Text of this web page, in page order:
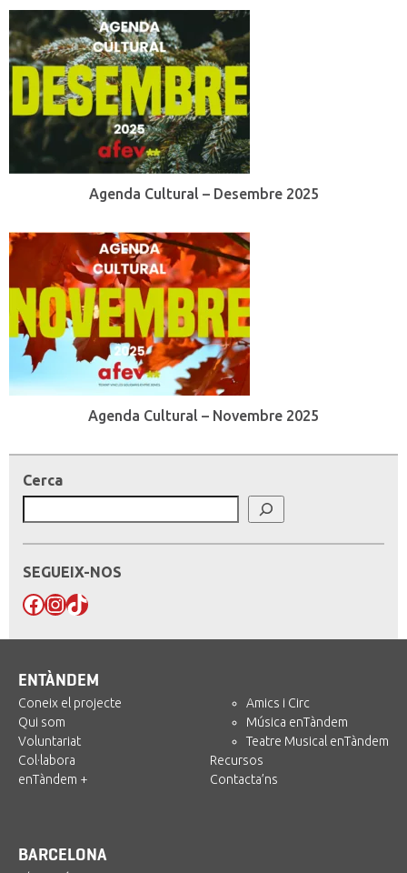
Agenda Cultural – Desembre 2025
Agenda Cultural – Novembre 2025
Cerca
SEGUEIX-NOS
Facebook
Instagram
TikTok
ENTÀNDEM
Coneix el projecte
Qui som
Voluntariat
Col·labora
enTàndem +
Amics i Circ
Música enTàndem
Teatre Musical enTàndem
Recursos
Contacta’ns
BARCELONA